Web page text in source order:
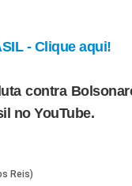
- Clique aqui!
contra
no YouTube.